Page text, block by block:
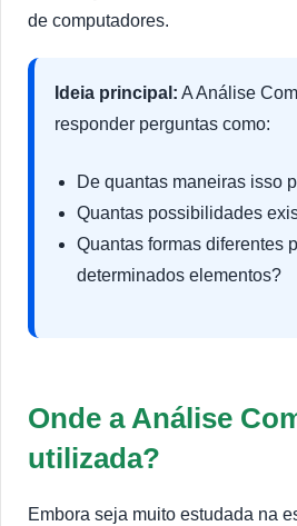
de computadores.
Ideia principal: A Análise
responder perguntas como:
De quantas maneiras isso
Quantas possibilidades
Quantas formas diferentes
determinados elementos?
Onde a Análise
utilizada?
Embora seja muito estudada na